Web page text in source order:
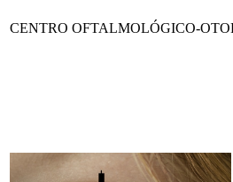
CENTRO OFTALMOLÓGICO-